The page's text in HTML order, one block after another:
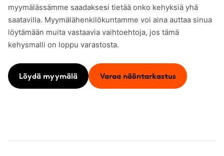
myymälässämme saadaksesi tietää onko kehyksiä yhä
saatavilla. Myymälähenkilökuntamme voi aina auttaa sinua
löytämään muita vastaavia vaihtoehtoja, jos tämä
kehysmalli on loppu varastosta.
Löydä myymälä Varaa näöntarkastus